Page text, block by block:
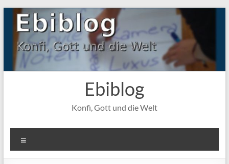
Zum
Inhalt
springen
Ebiblog
Konfi, Gott und die Welt